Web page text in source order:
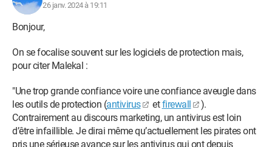
26 janv. 2024 à 19:11
Bonjour,
On se focalise souvent sur les logiciels de protection mais,
pour citer Malekal :
"Une trop grande confiance voire une confiance aveugle dans
les outils de protection (antivirus etfirewall
).
Contrairement au discours marketing, un antivirus est loin
d’être infaillible. Je dirai même qu’actuellement les pirates ont
pris une sérieuse avance sur les antivirus qui ont depuis